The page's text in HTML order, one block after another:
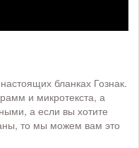
бланках Гознак.
и микротекста, а
а если вы хотите
то мы можем вам это